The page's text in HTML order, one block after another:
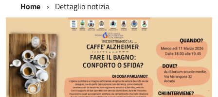
Home Dettaglio notizia